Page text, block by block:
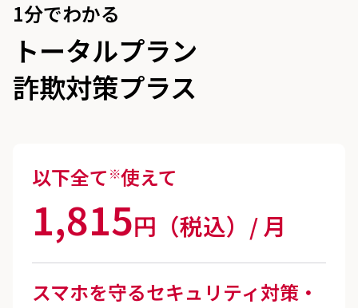
1分でわかる
トータルプラン
詐欺対策プラス
以下全て ※使えて
1,815円（税込）/ 月
スマホを守るセキュリティ対策・